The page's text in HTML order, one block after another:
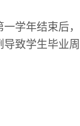
学年结束后
致学生毕业